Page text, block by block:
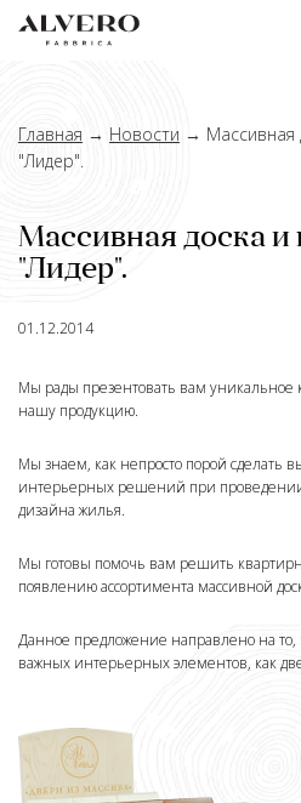
Перейти
Главная → Новости → Массивная
"Лидер".
Массивная доска
"Лидер".
01.12.2014
Мы рады презентовать вам уникальное
нашу продукцию.
Мы знаем, как непросто порой сделать
интерьерных решений при
дизайна жилья.
Мы готовы помочь вам решить
появлению ассортимента массивной
Данное предложение направлено на то,
важных интерьерных элементов, как